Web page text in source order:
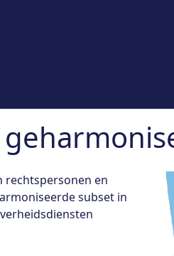
rechtspersonen en
subset in